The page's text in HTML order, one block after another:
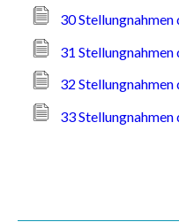
30
31
32
33